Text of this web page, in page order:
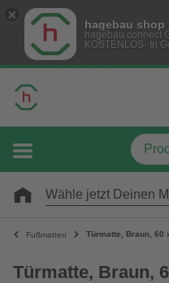
hagebau shop
hagebau connect
KOSTENLOS- In
Wähle jetzt Deinen
Fußmatten Türmatte, Braun, 60
Türmatte, Braun,